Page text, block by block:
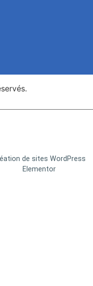
de sites WordPress
Elementor